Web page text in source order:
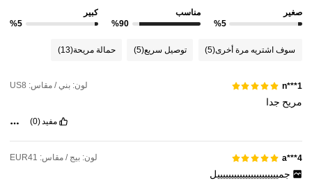
4.90 773K متابعون
صغير
%5
مناسب
%90
كبير
%5
سوف اشتريه مرة أخرى(5) توصيل سريع(5) حمالة مريحة(13)
n***1 لون: بني / مقاس: US8
مريح جدا
مفيد(0)
a***4 لون: بيج / مقاس: EUR41
جمييييييييييييييييييييييل